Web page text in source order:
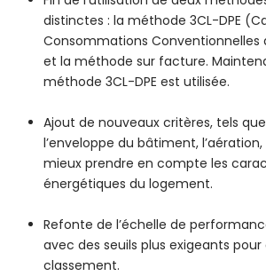
distinctes : la méthode 3CL-DPE
Consommations Conventionnelles
et la méthode sur facture.
méthode 3CL-DPE est utilisée.
Ajout de nouveaux critères, tels
l’enveloppe du bâtiment,
mieux prendre en compte les
énergétiques du logement.
Refonte de l’échelle de
avec des seuils plus exigeants
classement.